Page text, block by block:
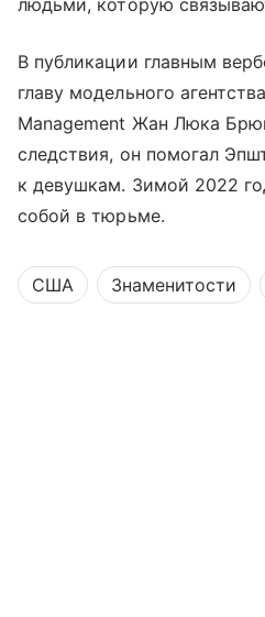
людьми, которую
В публикации главным
главу модельного
Management Жан Люка
следствия, он помогал
к девушкам. Зимой 2022
собой в тюрьме.
США Знаменитости